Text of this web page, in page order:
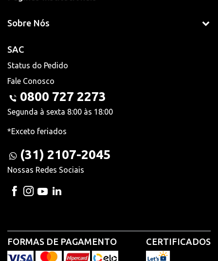
Sobre Nós
SAC
Status do Pedido
Fale Conosco
0800 727 2273
Segunda à sexta 8:00 às 18:00
*Exceto feriados
(31) 2107-2045
Nossas Redes Sociais
FORMAS DE PAGAMENTO CERTIFICADOS